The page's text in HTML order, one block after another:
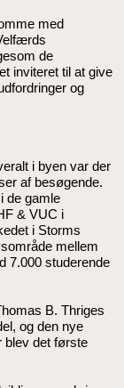
med
de
inviteret til at give
og
i byen var der
af besøgende.
de gamle
& VUC i
i Storms
mellem
7.000 studerende
B. Thriges
og den nye
blev det første